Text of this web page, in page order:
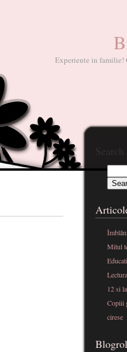
Experiente in familie!
Mitul
12 si
Copiii
cirese